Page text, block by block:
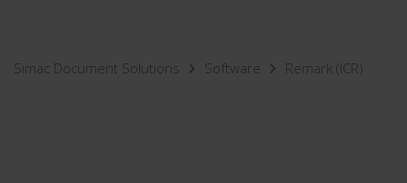
Simac Document Solutions Software Remark (ICR)